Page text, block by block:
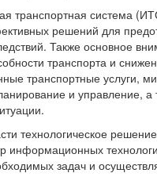
транспортная система
решений для
Также основное
транспорта и
транспортные услуги,
и управление,
технологическое
информационных
задач и